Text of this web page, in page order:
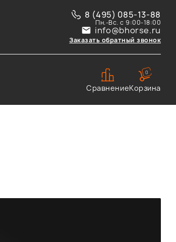
8 (495) 085-13-88
Пн.-Вс. с 9:00-18:00
info@bhorse.ru
Заказать обратный звонок
Сравнение
0
Корзина